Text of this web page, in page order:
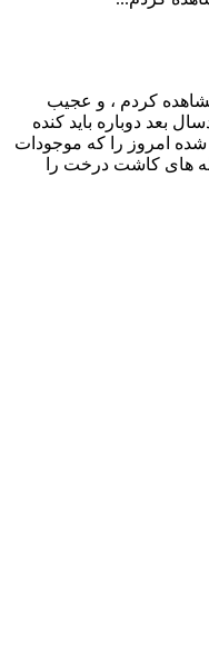
کردم ، و عجیب
بعد دوباره باید کنده
شده امروز را که موجودات
های کاشت درخت را